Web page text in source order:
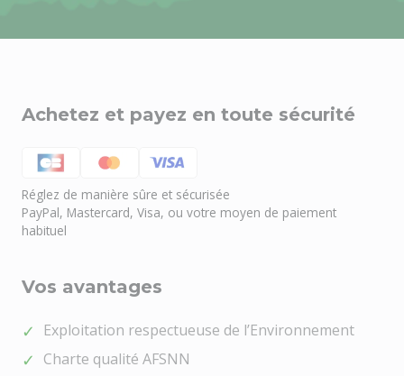
Achetez et payez en toute sécurité
Réglez de manière sûre et sécurisée
PayPal, Mastercard, Visa, ou votre moyen de paiement
habituel
Vos avantages
Exploitation respectueuse de l’Environnement
Charte qualité AFSNN